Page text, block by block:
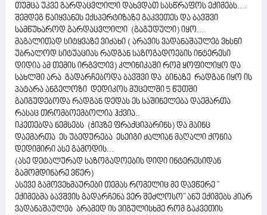
თუმცა უკვე გარდაცვლილი დახვდათ სასწრაფოს ექიმებს....
შემდეგ წაიყვანეს ექსპერტიზაზე გაკვეთეს და ბავშვი
სამწუხაროდ გარდაცვლილი (გაგუდული) იყო....
მაგალითად სიტყვაზე ვიძახი ( არავის ვადანაშაულებ ვხსნი
უბრალოდ სიტუაციას რადგან საზოგადოების ინტერესი
დიდია ამ თემის ირგვლივ) კლინიკაში რომ ყოფილიყო და
სახლში არა გადარჩებოდა ბავშვი და ბინაზე რადგან იყო ის
პატარა ანგელოზი დედიკოს მუცელში 5 წუთში
გაიგუდებოდა რადგან დედას ეს საშინელება დაემართა
რასაც თრომბოემბოლია ჰქვია..
იკეთებდა ნემსებს (ჭიპზე ფრაქციპარინს) და მაინც
დაემართა ეს უბედურება ესეიგი ძალიან მაღალი ქონია
დედიმირი ასე გამოდის...
(ასე დეტალურად საზოგადოების დიდი ინტერესიდან
გამომდინარე ვწერ)
ასევე გამოვეხმაურები თემას რომელიც მე დავწერე "
ექიმებმა ბავშვის გადარჩენა ვერ შეძლოსო" ანუ ექიმებს კიარ
ვადანაშაულებ არამედ ის ვიგულისხმე რომ გაკვეთის